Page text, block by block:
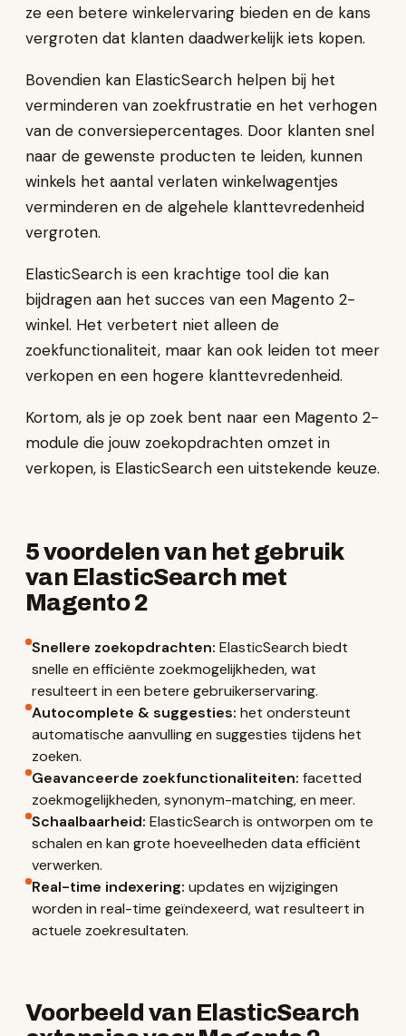
ze een betere winkelervaring bieden en de kans
vergroten dat klanten daadwerkelijk iets kopen.
Bovendien kan ElasticSearch helpen bij het
verminderen van zoekfrustratie en het verhogen
van de conversiepercentages. Door klanten snel
naar de gewenste producten te leiden, kunnen
winkels het aantal verlaten winkelwagentjes
verminderen en de algehele klanttevredenheid
vergroten.
ElasticSearch is een krachtige tool die kan
bijdragen aan het succes van een Magento 2-
winkel. Het verbetert niet alleen de
zoekfunctionaliteit, maar kan ook leiden tot meer
verkopen en een hogere klanttevredenheid.
Kortom, als je op zoek bent naar een Magento 2-
module die jouw zoekopdrachten omzet in
verkopen, is ElasticSearch een uitstekende keuze.
5 voordelen van het gebruik
van ElasticSearch met
Magento 2
Snellere zoekopdrachten: ElasticSearch biedt
snelle en efficiënte zoekmogelijkheden, wat
resulteert in een betere gebruikerservaring.
Autocomplete & suggesties: het ondersteunt
automatische aanvulling en suggesties tijdens het
zoeken.
Geavanceerde zoekfunctionaliteiten: facetted
zoekmogelijkheden, synonym-matching, en meer.
Schaalbaarheid: ElasticSearch is ontworpen om te
schalen en kan grote hoeveelheden data efficiënt
verwerken.
Real-time indexering: updates en wijzigingen
worden in real-time geïndexeerd, wat resulteert in
actuele zoekresultaten.
Voorbeeld van ElasticSearch